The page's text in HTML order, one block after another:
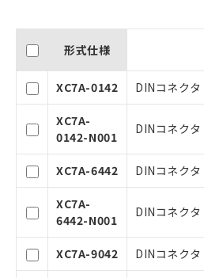
形式仕様
XC7A-0142 DINコネク
XC7A-
0142-N001
DINコネク
XC7A-6442 DINコネク
XC7A-
6442-N001
DINコネク
XC7A-9042 DINコネク
ご利用条件
以下の条件をお読みいた
ご利用ください。